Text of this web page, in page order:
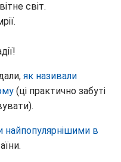
світ.
як називали
(ці практично забуті
найпопулярнішими в